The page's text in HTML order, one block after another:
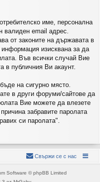
име, персонална
валиден email адрес.
от законите на държавата в
информация изисквана за да
Във всички случай Вие
в публичния Ви акаунт.
на сигурно място.
в други форуми/сайтове да
Вие можете да влезете
забравите паролата
си паролата".
Свържи се с нас
Software © phpBB Limited